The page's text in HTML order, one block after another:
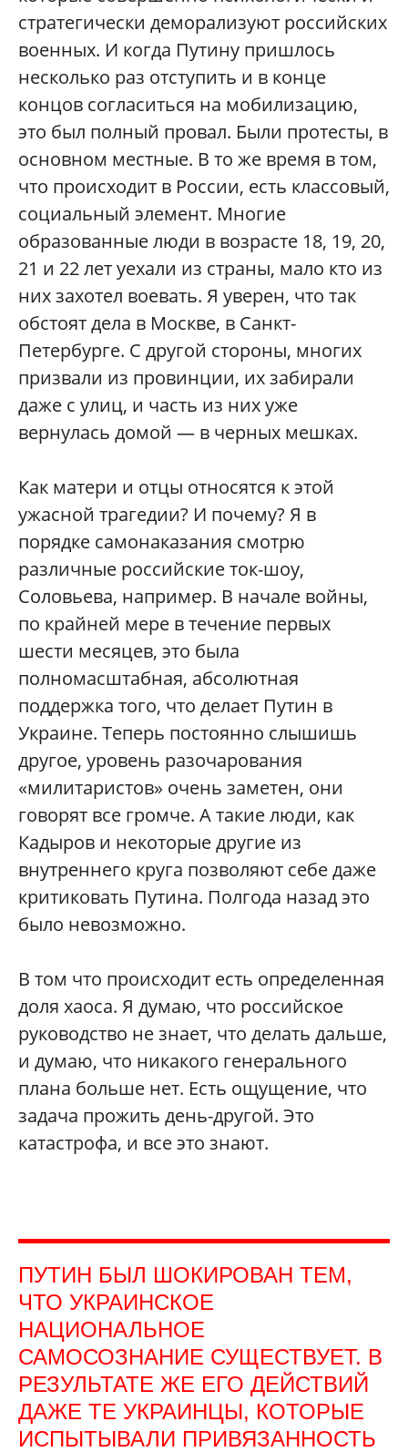
стратегически деморализуют российских
военных. И когда Путину пришлось
несколько раз отступить и в конце
концов согласиться на мобилизацию,
это был полный провал. Были протесты, в
основном местные. В то же время в том,
что происходит в России, есть классовый,
социальный элемент. Многие
образованные люди в возрасте 18, 19, 20,
21 и 22 лет уехали из страны, мало кто из
них захотел воевать. Я уверен, что так
обстоят дела в Москве, в Санкт-
Петербурге. С другой стороны, многих
призвали из провинции, их забирали
даже с улиц, и часть из них уже
вернулась домой — в черных мешках.
Как матери и отцы относятся к этой
ужасной трагедии? И почему? Я в
порядке самонаказания смотрю
различные российские ток-шоу,
Соловьева, например. В начале войны,
по крайней мере в течение первых
шести месяцев, это была
полномасштабная, абсолютная
поддержка того, что делает Путин в
Украине. Теперь постоянно слышишь
другое, уровень разочарования
«милитаристов» очень заметен, они
говорят все громче. А такие люди, как
Кадыров и некоторые другие из
внутреннего круга позволяют себе даже
критиковать Путина. Полгода назад это
было невозможно.
В том что происходит есть определенная
доля хаоса. Я думаю, что российское
руководство не знает, что делать дальше,
и думаю, что никакого генерального
плана больше нет. Есть ощущение, что
задача прожить день-другой. Это
катастрофа, и все это знают.
ПУТИН БЫЛ ШОКИРОВАН ТЕМ,
ЧТО УКРАИНСКОЕ
НАЦИОНАЛЬНОЕ
САМОСОЗНАНИЕ СУЩЕСТВУЕТ. В
РЕЗУЛЬТАТЕ ЖЕ ЕГО ДЕЙСТВИЙ
ДАЖЕ ТЕ УКРАИНЦЫ, КОТОРЫЕ
ИСПЫТЫВАЛИ ПРИВЯЗАННОСТЬ